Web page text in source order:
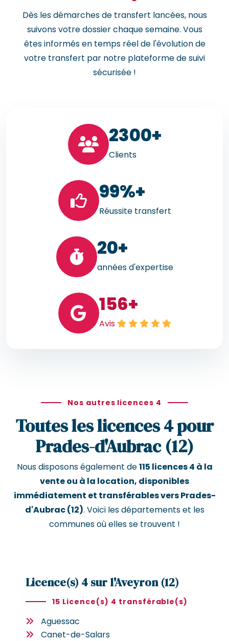
Dès les démarches de transfert lancées, nous
suivons votre dossier chaque semaine. Vous
êtes informés en temps réel de l'évolution de
votre transfert par notre plateforme de suivi
sécurisée !
2300+
Clients
99%+
Réussite transfert
20+
années d'expertise
156+
Avis
Nos autres licences 4
Toutes les licences 4 pour
Prades-d'Aubrac (12)
Nous disposons également de115 licences 4 à la
vente ou à la location, disponibles
immédiatement et transférables vers Prades-
d'Aubrac (12). Voici les départements et les
communes où elles se trouvent !
Licence(s) 4 sur l'Aveyron (12)
15 Licence(s) 4 transférable(s)
Aguessac
Canet-de-Salars